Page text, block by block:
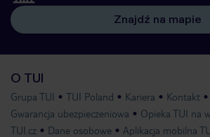
Znajdź na mapie
O TUI
Grupa TUI TUI Poland Kariera
Kontakt
Gwarancja ubezpieczeniowa
Opieka TUI na
TUI.cz
Dane osobowe Aplikacja mobilna